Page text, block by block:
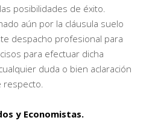
posibilidades de éxito.
aún por la cláusula suelo
despacho profesional para
para efectuar dicha
duda o bien aclaración
y Economistas.